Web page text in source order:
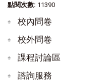
點閱次數: 11390
校內問卷
校外問卷
課程討論區
諮詢服務